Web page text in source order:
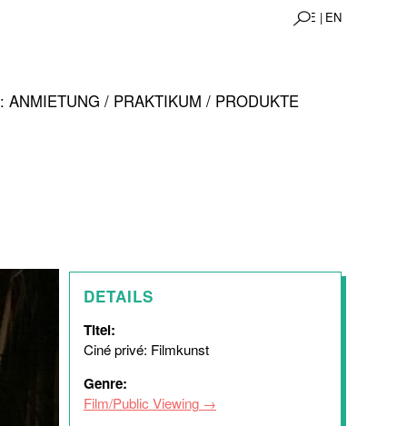
DE | EN
ANMIETUNG / PRAKTIKUM / PRODUKTE
DETAILS
Titel:
Ciné privé: Filmkunst
Genre:
Film/Public Viewing